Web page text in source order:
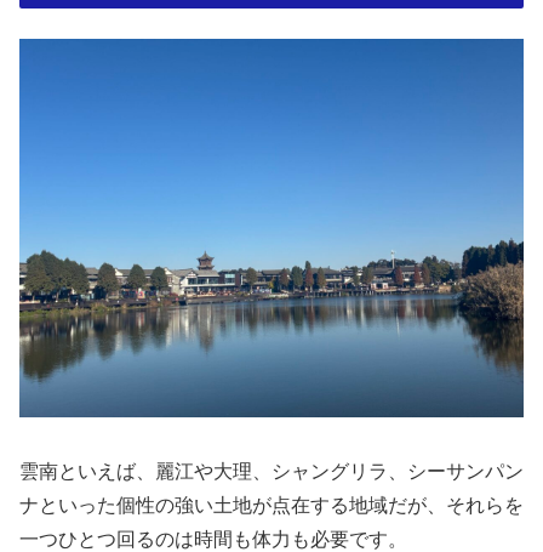
雲南といえば、麗江や大理、シャングリラ、シーサンパン
ナといった個性の強い土地が点在する地域だが、それらを
一つひとつ回るのは時間も体力も必要です。